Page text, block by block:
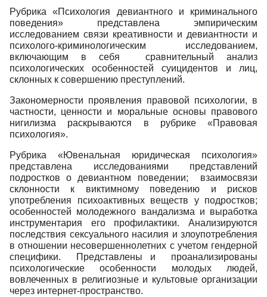
Рубрика «Психология девиантного и криминального
поведения» представлена эмпирическим
исследованием связи креативности и девиантности и
психолого-криминологическим исследованием,
включающим в себя сравнительный анализ
психологических особенностей суицидентов и лиц,
склонных к совершению преступлений.
Закономерности проявления правовой психологии, в
частности, ценности и моральные основы правового
нигилизма раскрываются в рубрике «Правовая
психология».
Рубрика «Ювенальная юридическая психология»
представлена исследованиями представлений
подростков о девиантном поведении; взаимосвязи
склонности к виктимному поведению и рисков
употребления психоактивных веществ у подростков;
особенностей молодежного вандализма и выработка
инструментария его профилактики. Анализируются
последствия сексуального насилия и злоупотребления
в отношении несовершеннолетних с учетом гендерной
специфики. Представлены и проанализированы
психологические особенности молодых людей,
вовлеченных в религиозные и культовые организации
через интернет-пространство.